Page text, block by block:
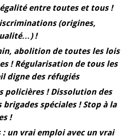
entre toutes et tous !
(origines,
!
abolition de toutes les lois
! Régularisation de tous les
digne des réfugiés
policières ! Dissolution des
brigades spéciales ! Stop à la
!
un vrai emploi avec un vrai